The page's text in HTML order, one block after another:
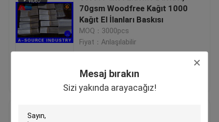
Mesaj bırakın
Sizi yakında arayacağız!
Plastik şişeler hap
İlaç ambalaj kutusu
Alüminyum folyo Çantalar
Plastik blister ambalaj
70gsm Woodfree Kağıt 1000
Kağıt El İlanları Baskısı
MOQ：3000pcs
Fiyat：Anlaşılabilir
En iyi fiyat